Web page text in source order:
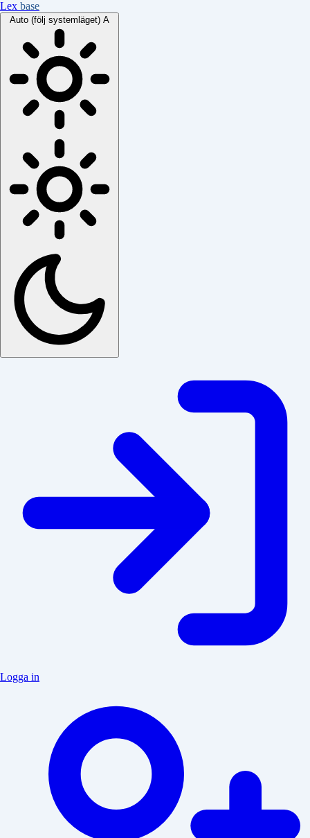
Lex base
Auto (följ systemläget) A
Logga in